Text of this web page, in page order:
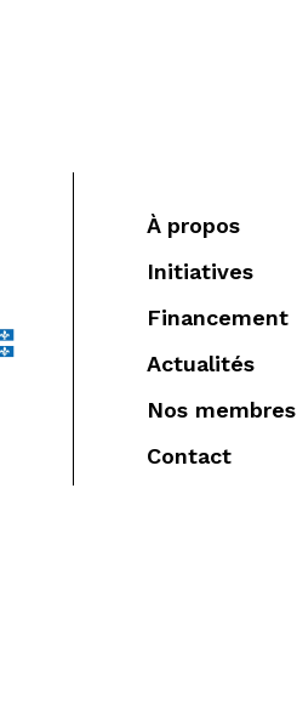
À propos
Initiatives
Financement
Actualités
Nos membres
Contact